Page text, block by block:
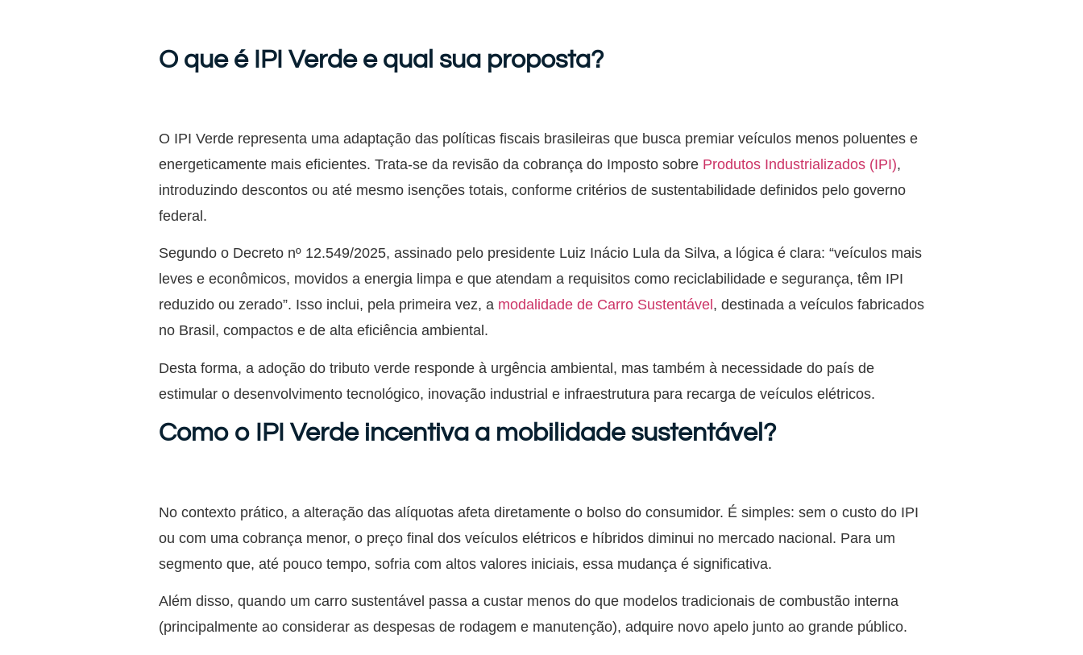
O que é IPI Verde e qual sua proposta?
O IPI Verde representa uma adaptação das políticas fiscais brasileiras que busca premiar veículos menos poluentes e
energeticamente mais eficientes. Trata-se da revisão da cobrança do Imposto sobre Produtos Industrializados (IPI),
introduzindo descontos ou até mesmo isenções totais, conforme critérios de sustentabilidade definidos pelo governo
federal.
Segundo o Decreto nº 12.549/2025, assinado pelo presidente Luiz Inácio Lula da Silva, a lógica é clara: “veículos mais
leves e econômicos, movidos a energia limpa e que atendam a requisitos como reciclabilidade e segurança, têm IPI
reduzido ou zerado”. Isso inclui, pela primeira vez, a modalidade de Carro Sustentável , destinada a veículos fabricados
no Brasil, compactos e de alta eficiência ambiental.
Desta forma, a adoção do tributo verde responde à urgência ambiental, mas também à necessidade do país de
estimular o desenvolvimento tecnológico, inovação industrial e infraestrutura para recarga de veículos elétricos.
Como o IPI Verde incentiva a mobilidade sustentável?
No contexto prático, a alteração das alíquotas afeta diretamente o bolso do consumidor. É simples: sem o custo do IPI
ou com uma cobrança menor, o preço final dos veículos elétricos e híbridos diminui no mercado nacional. Para um
segmento que, até pouco tempo, sofria com altos valores iniciais, essa mudança é significativa.
Além disso, quando um carro sustentável passa a custar menos do que modelos tradicionais de combustão interna
(principalmente ao considerar as despesas de rodagem e manutenção), adquire novo apelo junto ao grande público.